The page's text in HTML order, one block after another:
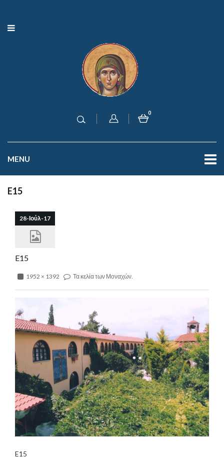
0
MENU
E15
28-Ιούλ-17
E15
1952 × 1392 Τα κελία των Μοναχών.
E15